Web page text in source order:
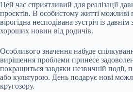
Цей час сприятливий для реалізації
проєктів. В особистому житті
вірогідна несподівана зустріч із
хороших новин від родичів.
Особливого значення набуде
вирішення проблеми принесе
покращиться завдяки незвичній події,
або культурою. День подарує нові
кругозору.